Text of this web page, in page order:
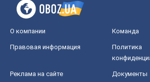
О компании Команда
Правовая информация
Политика
Реклама на сайте Документы